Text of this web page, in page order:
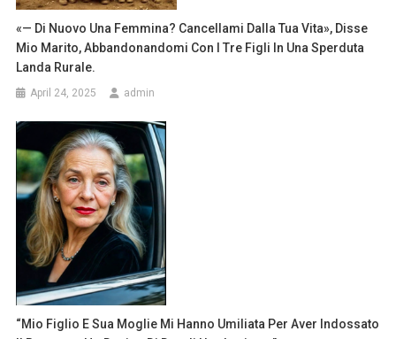
«— Di Nuovo Una Femmina? Cancellami Dalla Tua Vita», Disse
Mio Marito, Abbandonandomi Con I Tre Figli In Una Sperduta
Landa Rurale.
April 24, 2025 admin
“Mio Figlio E Sua Moglie Mi Hanno Umiliata Per Aver Indossato